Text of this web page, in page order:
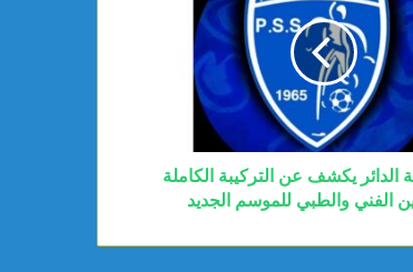
الدائر يكشف عن التركيبة الكاملة
الفني والطبي للموسم الجديد